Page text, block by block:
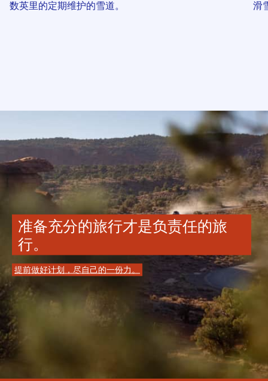
数英里的定期维护的雪道。
滑
准备充分的旅行才是负责任的旅
行。
提前做好计划，尽自己的一份力。